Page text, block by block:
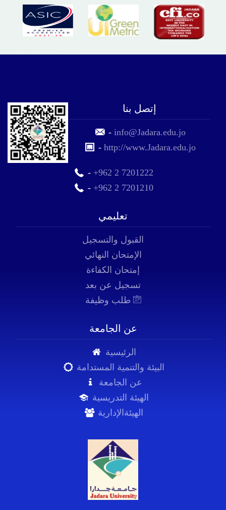
إتصل بنا
-info@Jadara.edu.jo
-http://www.Jadara.edu.jo
- +962 2 7201222
- +962 2 7201210
تعليمي
القبول والتسجيل
الإمتحان النهائي
إمتحان الكفاءة
تسجيل عن بعد
عن الجامعة
الرئيسية
البيئة والتنمية المستدامة
عن الجامعة
الهيئة التدريسية
الهيئةالإدارية